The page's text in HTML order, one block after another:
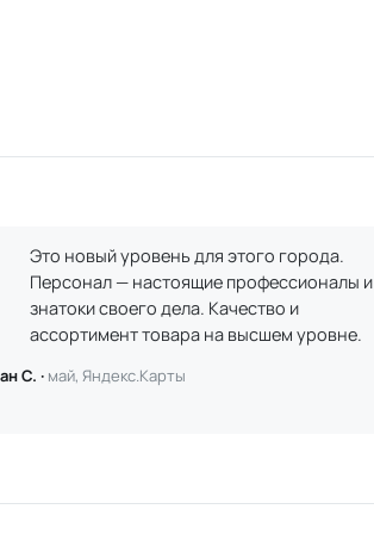
Это новый уровень для этого города.
Персонал — настоящие профессионалы и
знатоки своего дела. Качество и
ассортимент товара на высшем уровне.
С. · май, Яндекс.Карты